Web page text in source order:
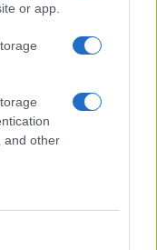
or app.
and other